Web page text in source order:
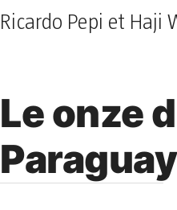
Ricardo Pepi et Haji
Le onze
Paraguay